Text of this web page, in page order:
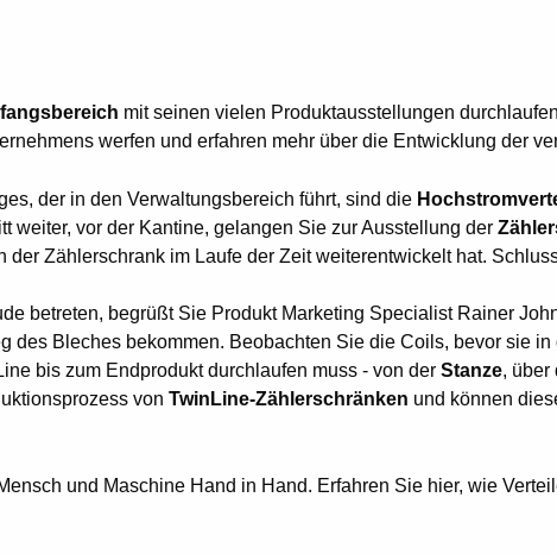
mit seinen vielen Produktausstellungen
werfen und erfahren mehr über die Entwicklung der
der in den Verwaltungsbereich führt, sind die
weiter, vor der Kantine, gelangen Sie zur Ausstellung der
der Zählerschrank im Laufe der Zeit weiterentwickelt hat.
betreten, begrüßt Sie Produkt Marketing Specialist Rainer
des Bleches bekommen. Beobachten Sie die Coils, bevor sie
bis zum Endprodukt durchlaufen muss - von der Stanze, über
von TwinLine-Zählerschränken und können
und Maschine Hand in Hand. Erfahren Sie hier, wie